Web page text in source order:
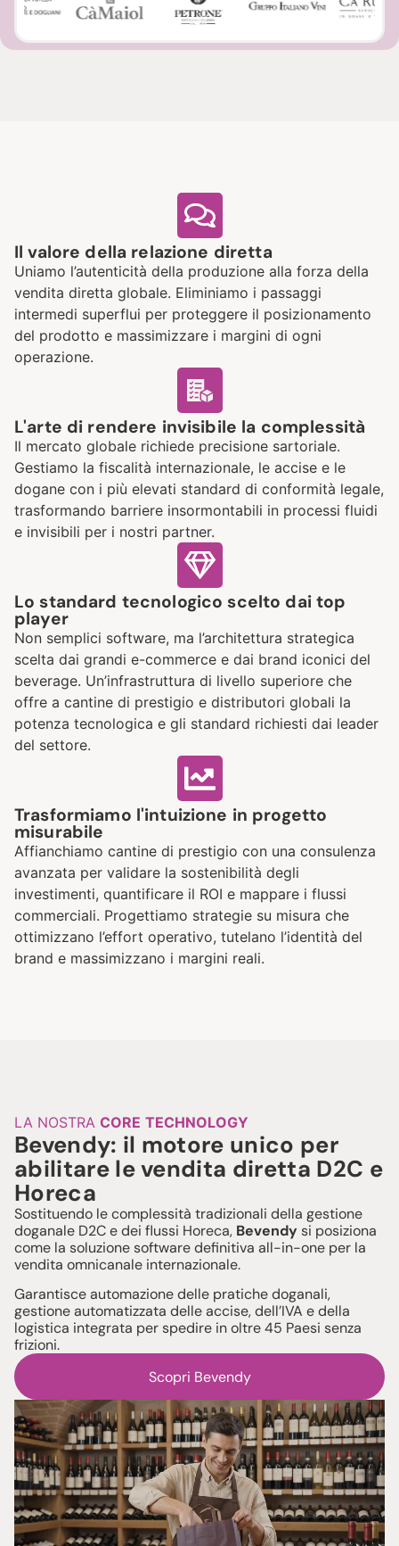
Il valore della relazione diretta
Uniamo l’autenticità della produzione alla forza della
vendita diretta globale. Eliminiamo i passaggi
intermedi superflui per proteggere il posizionamento
del prodotto e massimizzare i margini di ogni
operazione.
L'arte di rendere invisibile la complessità
Il mercato globale richiede precisione sartoriale.
Gestiamo la fiscalità internazionale, le accise e le
dogane con i più elevati standard di conformità legale,
trasformando barriere insormontabili in processi fluidi
e invisibili per i nostri partner.
Lo standard tecnologico scelto dai top
player
Non semplici software, ma l’architettura strategica
scelta dai grandi e-commerce e dai brand iconici del
beverage. Un’infrastruttura di livello superiore che
offre a cantine di prestigio e distributori globali la
potenza tecnologica e gli standard richiesti dai leader
del settore.
Trasformiamo l'intuizione in progetto
misurabile
Affianchiamo cantine di prestigio con una consulenza
avanzata per validare la sostenibilità degli
investimenti, quantificare il ROI e mappare i flussi
commerciali. Progettiamo strategie su misura che
ottimizzano l’effort operativo, tutelano l’identità del
brand e massimizzano i margini reali.
LA NOSTRA CORE TECHNOLOGY
Bevendy: il motore unico per
abilitare le vendita diretta D2C e
Horeca
Sostituendo le complessità tradizionali della gestione
doganale D2C e dei flussi Horeca, Bevendy si posiziona
come la soluzione software definitiva all-in-one per la
vendita omnicanale internazionale.
Garantisce automazione delle pratiche doganali,
gestione automatizzata delle accise, dell’IVA e della
logistica integrata per spedire in oltre 45 Paesi senza
frizioni.
Scopri Bevendy